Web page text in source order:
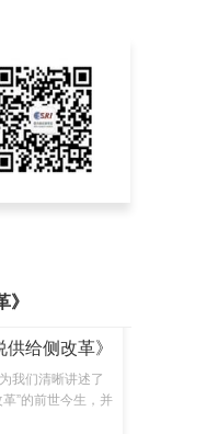
供给侧改革》
我们清晰讲述了
革”的前世今生，并
》